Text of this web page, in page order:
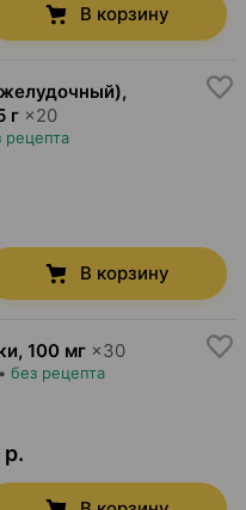
В корзину
г ×20
рецепта
В корзину
, 100 мг ×30
• без рецепта